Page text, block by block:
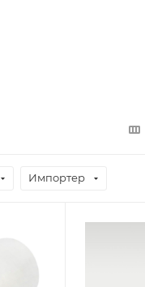
Импортер